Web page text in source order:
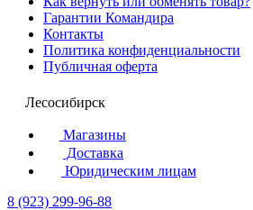
Гарантии Командира
Контакты
Политика конфиденциальности
Публичная оферта
Лесосибирск
Магазины
Доставка
Юридическим лицам
8 (923) 299-96-88